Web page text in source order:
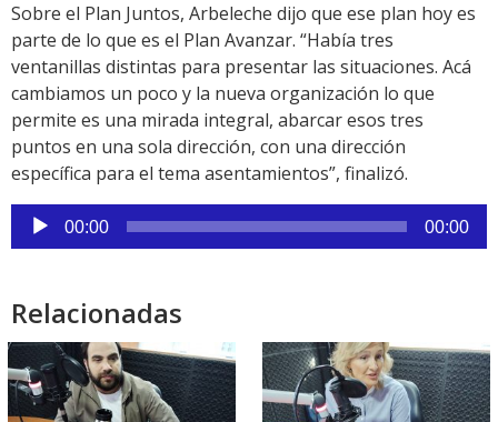
Sobre el Plan Juntos, Arbeleche dijo que ese plan hoy es
parte de lo que es el Plan Avanzar. “Había tres
ventanillas distintas para presentar las situaciones. Acá
cambiamos un poco y la nueva organización lo que
permite es una mirada integral, abarcar esos tres
puntos en una sola dirección, con una dirección
específica para el tema asentamientos”, finalizó.
Reproductor
de
00:00 00:00
Relacionadas